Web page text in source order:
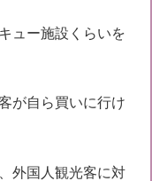
ュー施設くらいを
が自ら買いに行け
外国人観光客に対